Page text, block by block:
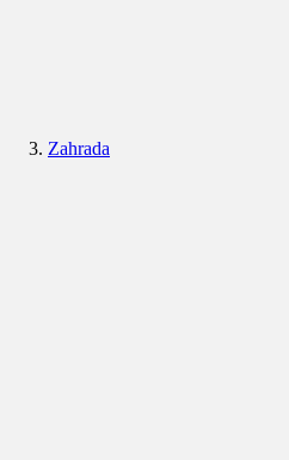
Zahrada